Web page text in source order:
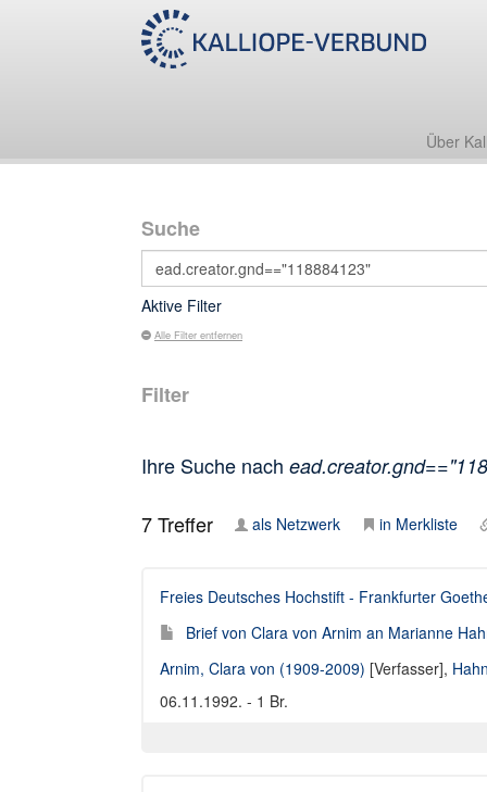
Über
Suche
Aktive Filter
Alle Filter entfernen
Filter
Ihre Suche nach
7Treffer als Netzwerk in Merkliste
Freies Deutsches Hochstift - Frankfurter
Brief von Clara von Arnim an Marianne
Arnim, Clara von (1909-2009) [Verfasser],
06.11.1992. - 1 Br.